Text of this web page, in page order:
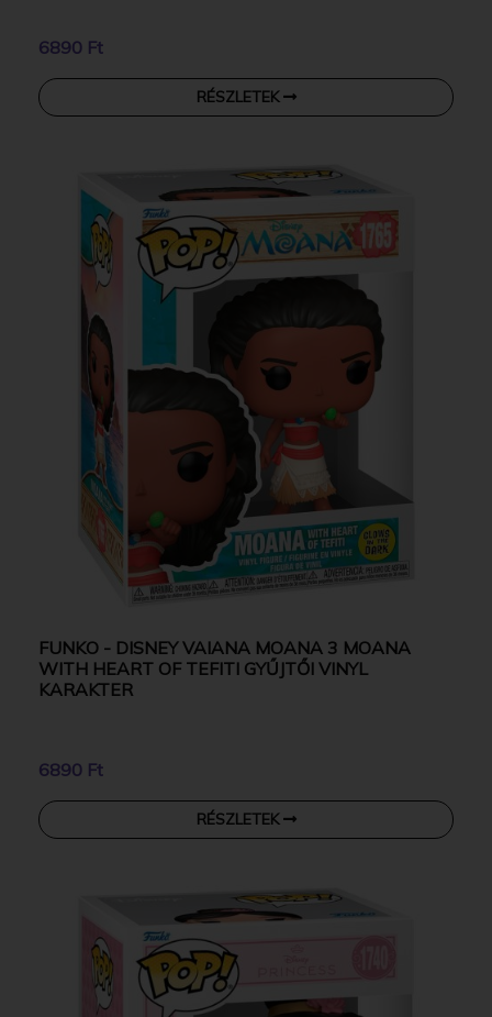
6890 Ft
RÉSZLETEK
FUNKO - DISNEY VAIANA MOANA 3 MOANA
WITH HEART OF TEFITI GYŰJTŐI VINYL
KARAKTER
6890 Ft
RÉSZLETEK